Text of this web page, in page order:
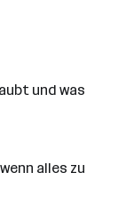
und was
alles zu